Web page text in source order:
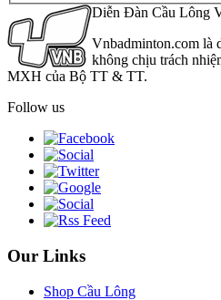
Diễn Đàn Cầu Lông
Vnbadminton.com là
không chịu trách
MXH của Bộ TT & TT.
Follow us
Our Links
Shop Cầu Lông